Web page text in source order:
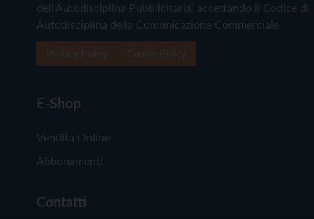
dell'Autodisciplina Pubblicitaria) accettando il Codice di
Autodisciplina della Comunicazione Commerciale
E-Shop
Vendita Online
Abbonamenti
Contatti